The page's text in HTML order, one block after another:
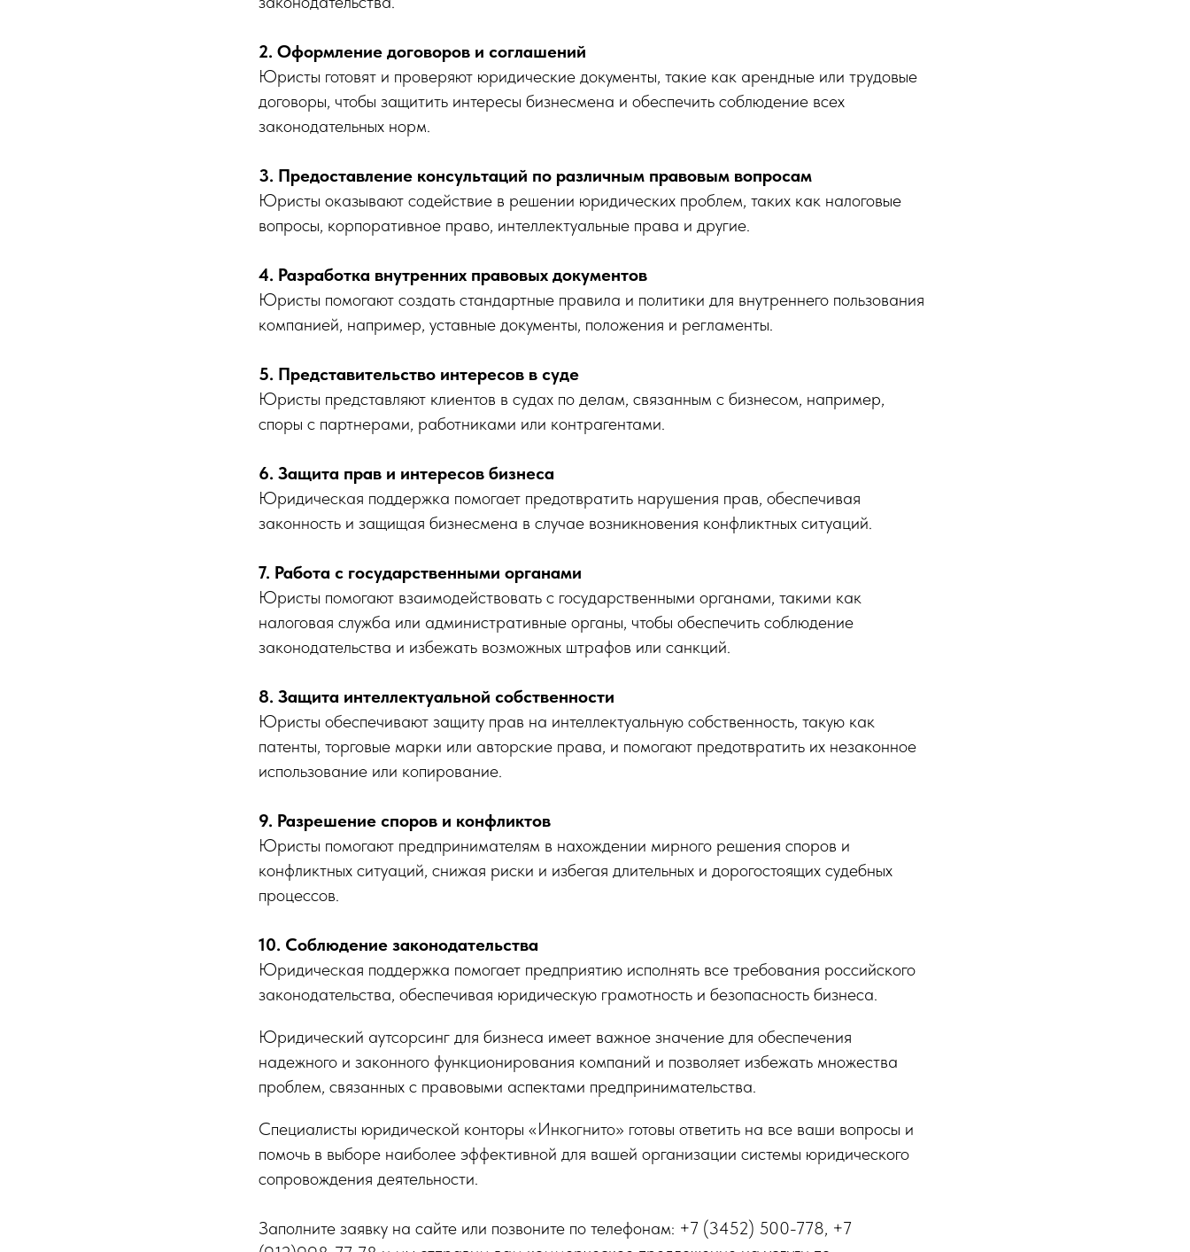
2. Оформление договоров и соглашений
Юристы готовят и проверяют юридические документы, такие как арендные или трудовые
договоры, чтобы защитить интересы бизнесмена и обеспечить соблюдение всех
законодательных норм.
3. Предоставление консультаций по различным правовым вопросам
Юристы оказывают содействие в решении юридических проблем, таких как налоговые
вопросы, корпоративное право, интеллектуальные права и другие.
4. Разработка внутренних правовых документов
Юристы помогают создать стандартные правила и политики для внутреннего пользования
компанией, например, уставные документы, положения и регламенты.
5. Представительство интересов в суде
Юристы представляют клиентов в судах по делам, связанным с бизнесом, например,
споры с партнерами, работниками или контрагентами.
6. Защита прав и интересов бизнеса
Юридическая поддержка помогает предотвратить нарушения прав, обеспечивая
законность и защищая бизнесмена в случае возникновения конфликтных ситуаций.
7. Работа с государственными органами
Юристы помогают взаимодействовать с государственными органами, такими как
налоговая служба или административные органы, чтобы обеспечить соблюдение
законодательства и избежать возможных штрафов или санкций.
8. Защита интеллектуальной собственности
Юристы обеспечивают защиту прав на интеллектуальную собственность, такую как
патенты, торговые марки или авторские права, и помогают предотвратить их незаконное
использование или копирование.
9. Разрешение споров и конфликтов
Юристы помогают предпринимателям в нахождении мирного решения споров и
конфликтных ситуаций, снижая риски и избегая длительных и дорогостоящих судебных
процессов.
10. Соблюдение законодательства
Юридическая поддержка помогает предприятию исполнять все требования российского
законодательства, обеспечивая юридическую грамотность и безопасность бизнеса.
Юридический аутсорсинг для бизнеса имеет важное значение для обеспечения
надежного и законного функционирования компаний и позволяет избежать множества
проблем, связанных с правовыми аспектами предпринимательства.
Специалисты юридической конторы «Инкогнито» готовы ответить на все ваши вопросы и
помочь в выборе наиболее эффективной для вашей организации системы юридического
сопровождения деятельности.
Заполните заявку на сайте или позвоните по телефонам: +7 (3452) 500-778, +7